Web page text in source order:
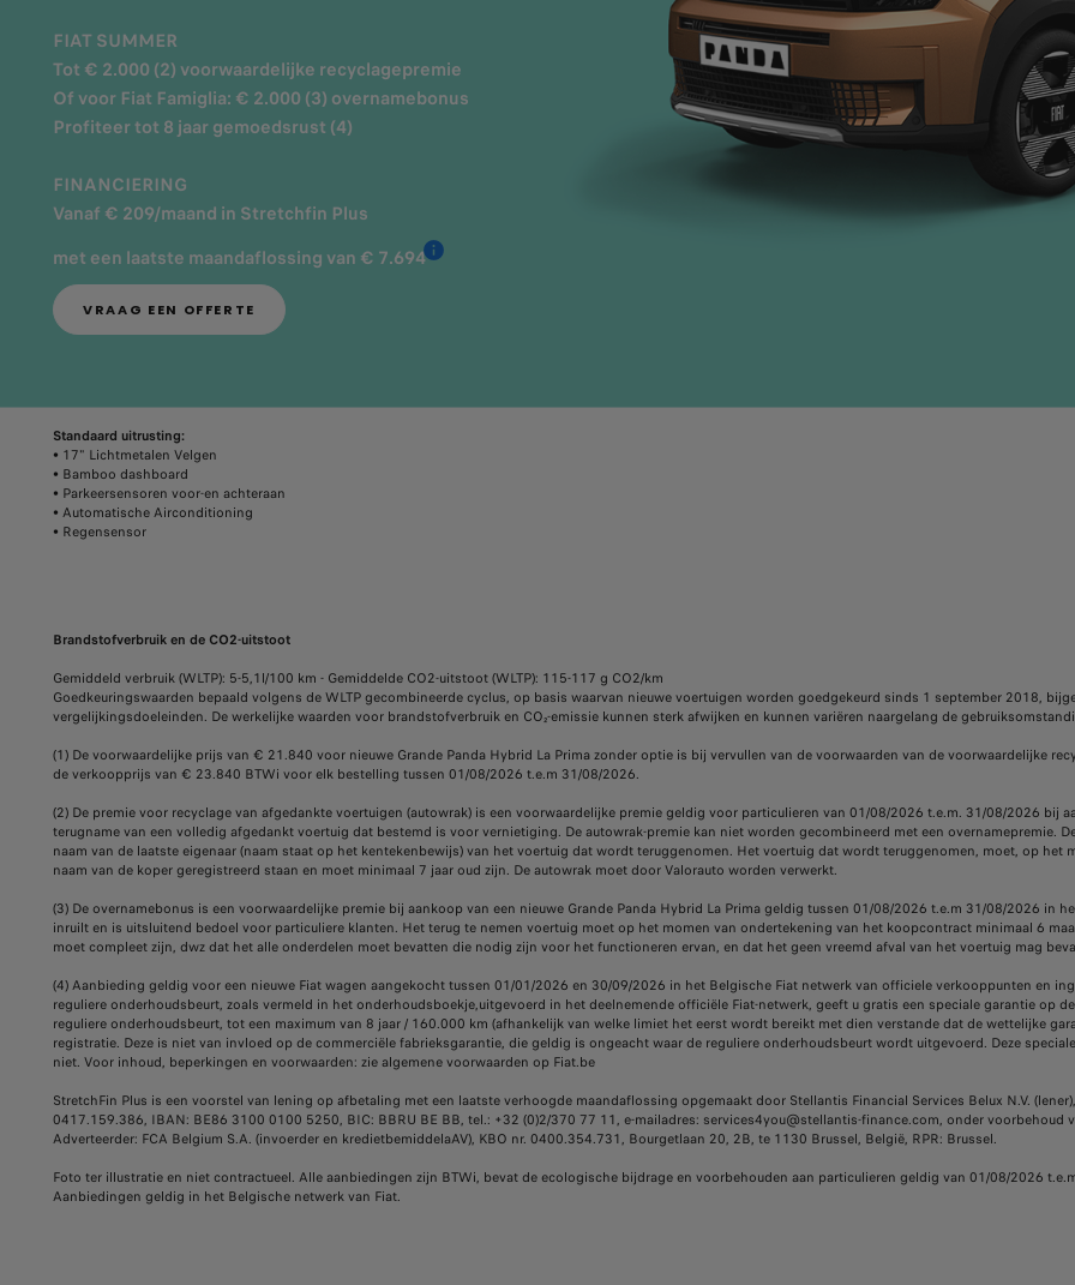
FIAT SUMMER
Tot € 2.000 (2) voorwaardelijke recyclagepremie
Of voor Fiat Famiglia: € 2.000 (3) overnamebonus
Profiteer tot 8 jaar gemoedsrust (4)
FINANCIERING
Vanaf € 209/maand in Stretchfin Plus
met een laatste maandaflossing van € 7.694
VRAAG EEN OFFERTE
Standaard uitrusting:
• 17" Lichtmetalen Velgen
• Bamboo dashboard
• Parkeersensoren voor-en achteraan
• Automatische Airconditioning
• Regensensor
Brandstofverbruik en de CO2-uitstoot
Gemiddeld verbruik (WLTP): 5-5,1l/100 km - Gemiddelde CO2-uitstoot (WLTP): 115-117 g CO2/km
Goedkeuringswaarden bepaald volgens de WLTP gecombineerde cyclus, op basis waarvan nieuwe voertuigen worden goedgekeurd sinds 1 september 2018,
vergelijkingsdoeleinden. De werkelijke waarden voor brandstofverbruik en CO₂-emissie kunnen sterk afwijken en kunnen variëren naargelang de
(1) De voorwaardelijke prijs van € 21.840 voor nieuwe Grande Panda Hybrid La Prima zonder optie is bij vervullen van de voorwaarden van de voorwaardelijke
de verkoopprijs van € 23.840 BTWi voor elk bestelling tussen 01/08/2026 t.e.m 31/08/2026.
(2) De premie voor recyclage van afgedankte voertuigen (autowrak) is een voorwaardelijke premie geldig voor particulieren van 01/08/2026 t.e.m. 31/08/2026 bij
terugname van een volledig afgedankt voertuig dat bestemd is voor vernietiging. De autowrak-premie kan niet worden gecombineerd met een overnamepremie.
naam van de laatste eigenaar (naam staat op het kentekenbewijs) van het voertuig dat wordt teruggenomen. Het voertuig dat wordt teruggenomen, moet, op
naam van de koper geregistreerd staan ​​en moet minimaal 7 jaar oud zijn. De autowrak moet door Valorauto worden verwerkt.
(3) De overnamebonus is een voorwaardelijke premie bij aankoop van een nieuwe Grande Panda Hybrid La Prima geldig tussen 01/08/2026 t.e.m 31/08/2026 in
inruilt en is uitsluitend bedoel voor particuliere klanten. Het terug te nemen voertuig moet op het momen van ondertekening van het koopcontract minimaal 6
moet compleet zijn, dwz dat het alle onderdelen moet bevatten die nodig zijn voor het functioneren ervan, en dat het geen vreemd afval van het voertuig mag
(4) Aanbieding geldig voor een nieuwe Fiat wagen aangekocht tussen 01/01/2026 en 30/09/2026 in het Belgische Fiat netwerk van officiele verkooppunten en
reguliere onderhoudsbeurt, zoals vermeld in het onderhoudsboekje,uitgevoerd in het deelnemende officiële Fiat-netwerk, geeft u gratis een speciale garantie op
reguliere onderhoudsbeurt, tot een maximum van 8 jaar / 160.000 km (afhankelijk van welke limiet het eerst wordt bereikt met dien verstande dat de wettelijke
registratie. Deze is niet van invloed op de commerciële fabrieksgarantie, die geldig is ongeacht waar de reguliere onderhoudsbeurt wordt uitgevoerd. Deze
niet. Voor inhoud, beperkingen en voorwaarden: zie algemene voorwaarden op Fiat.be
StretchFin Plus is een voorstel van lening op afbetaling met een laatste verhoogde maandaflossing opgemaakt door Stellantis Financial Services Belux N.V.
0417.159.386, IBAN: BE86 3100 0100 5250, BIC: BBRU BE BB, tel.: +32 (0)2/370 77 11, e-mailadres: services4you@stellantis-finance.com, onder voorbehoud
Adverteerder: FCA Belgium S.A. (invoerder en kredietbemiddelaAV), KBO nr. 0400.354.731, Bourgetlaan 20, 2B, te 1130 Brussel, België, RPR: Brussel.
Foto ter illustratie en niet contractueel. Alle aanbiedingen zijn BTWi, bevat de ecologische bijdrage en voorbehouden aan particulieren geldig van 01/08/2026
Aanbiedingen geldig in het Belgische netwerk van Fiat.